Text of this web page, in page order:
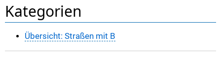
Kategorien
Übersicht: Straßen mit B